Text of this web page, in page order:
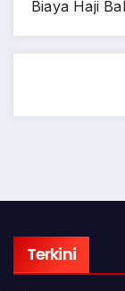
Biaya Haji
Terkini